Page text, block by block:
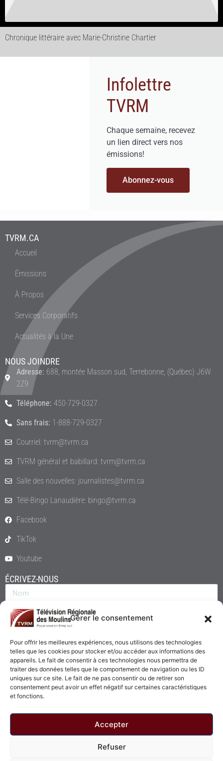
Gérer le consentement
Pour offrir les meilleures expériences, nous utilisons des technologies
telles que les cookies pour stocker et/ou accéder aux informations des
appareils. Le fait de consentir à ces technologies nous permettra de
traiter des données telles que le comportement de navigation ou les ID
uniques sur ce site. Le fait de ne pas consentir ou de retirer son
consentement peut avoir un effet négatif sur certaines caractéristiques
et fonctions.
Accepter
Refuser
Chronique littéraire avec Marie-Christine Chartier
Infolettre
TVRM
Chaque semaine, recevez
un lien direct vers nos
émissions!
Abonnez-vous
TVRM.CA
Accueil
Émissions
À Propos
Services Corporatifs
Actualités à la Une
NOUS JOINDRE
Adresse: 688, montée Masson sud, Terrebonne, (Québec) J6W
2Z9
Téléphone: 450-729-0327
Sans frais: 1-888-729-0327
Courriel: tvrm@tvrm.ca
TVRM général et babillard: tvrm@tvrm.ca
Salle des nouvelles: journalistes@tvrm.ca
Télé-Bingo Lanaudière: bingo@tvrm.ca
Facebook
TikTok
Youtube
ÉCRIVEZ-NOUS